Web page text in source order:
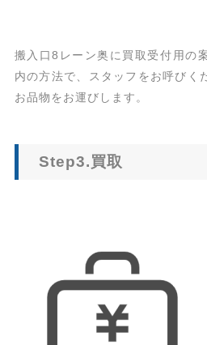
搬入口8レーン奥に買取受付用の
内の方法で、スタッフをお呼びく
お品物をお運びします。
Step3.買取